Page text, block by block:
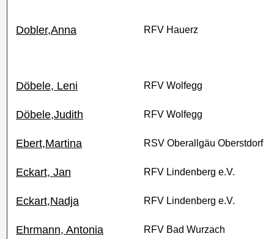
Dobler,Anna RFV Hauerz
Döbele, Leni RFV Wolfegg
Döbele,Judith RFV Wolfegg
Ebert,Martina RSV Oberallgäu Oberstdorf
Eckart, Jan RFV Lindenberg e.V.
Eckart,Nadja RFV Lindenberg e.V.
Ehrmann, Antonia RFV Bad Wurzach